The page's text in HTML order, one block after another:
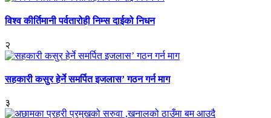
विश्व कीर्तिमानी पर्वतारोही निम्स दाईको निधन
२
सहकारी कसुर हेर्ने समर्पित इजलास’ गठन गर्न माग
३